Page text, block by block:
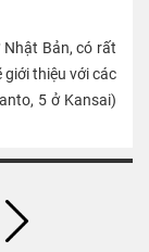
Bản, có rất
giới thiệu với các
5 ở Kansai)